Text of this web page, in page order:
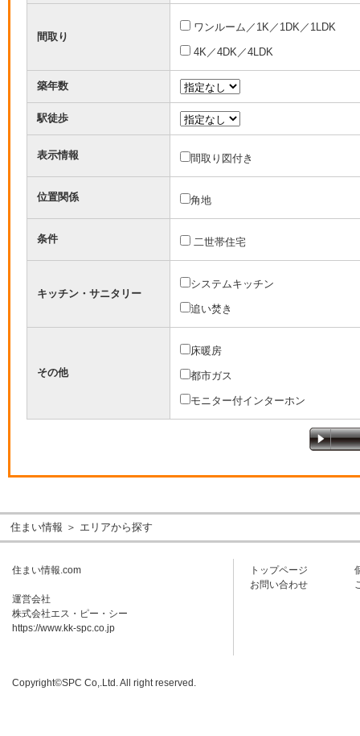
間取り
ワンルーム／1K／1DK／1LDK
4K／4DK／4LDK
築年数
駅徒歩
表示情報 間取り図付き
位置関係 角地
条件 二世帯住宅
キッチン・サニタリー
システムキッチン
追い焚き
その他
床暖房
都市ガス
モニター付インターホン
住まい情報 ＞ エリアから探す
住まい情報.com
運営会社
株式会社エス・ピー・シー
https://www.kk-spc.co.jp
Copyright©SPC Co,.Ltd. All right reserved.
トップページ
お問い合わせ